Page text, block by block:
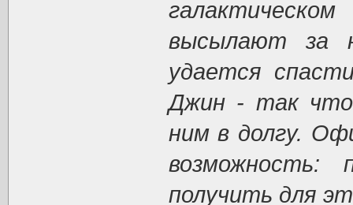
высылают за
удается
Джин - так что
ним в долгу.
возможность:
получить для